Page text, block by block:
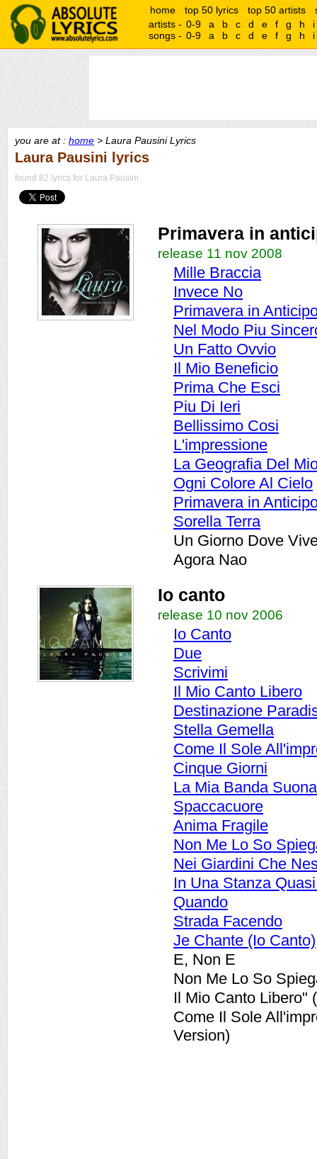
home top 50 lyrics top 50 artists
artists - 0-9 a b c d e f g h
i
songs - 0-9 a b c d e f g h i
you are at : home > Laura Pausini Lyrics
Laura Pausini lyrics
found 82 lyrics for Laura Pausini
Primavera in
release 11 nov 2008
Mille Braccia
Invece No
Primavera in
Nel Modo Piu
Un Fatto Ovvio
Il Mio Beneficio
Prima Che Esci
Piu Di Ieri
Bellissimo Cosi
L'impressione
La Geografia Del
Ogni Colore Al Cielo
Primavera in
Sorella Terra
Un Giorno Dove
Agora Nao
Io canto
release 10 nov 2006
Io Canto
Due
Scrivimi
Il Mio Canto Libero
Destinazione
Stella Gemella
Come Il Sole
Cinque Giorni
La Mia Banda
Spaccacuore
Anima Fragile
Non Me Lo So
Nei Giardini Che
In Una Stanza
Quando
Strada Facendo
Je Chante (Io Canto)
E, Non E
Non Me Lo So
Il Mio Canto Libero"
Come Il Sole
Version)